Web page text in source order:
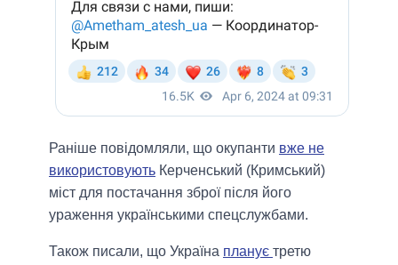
Раніше повідомляли, що окупанти вже не
використовують Керченський (Кримський)
міст для постачання зброї після його
ураження українськими спецслужбами.
Також писали, що Україна планує третю